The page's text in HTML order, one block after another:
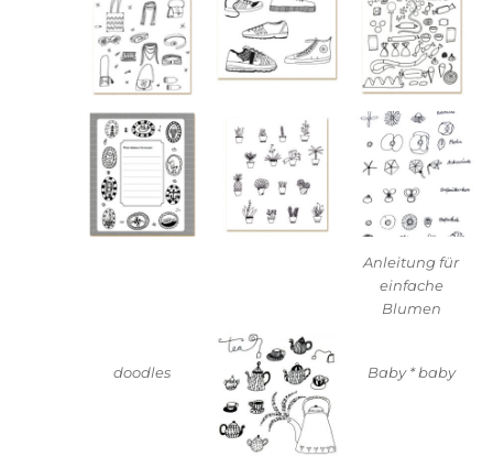
Anleitung für
einfache
Blumen
doodles Baby * baby